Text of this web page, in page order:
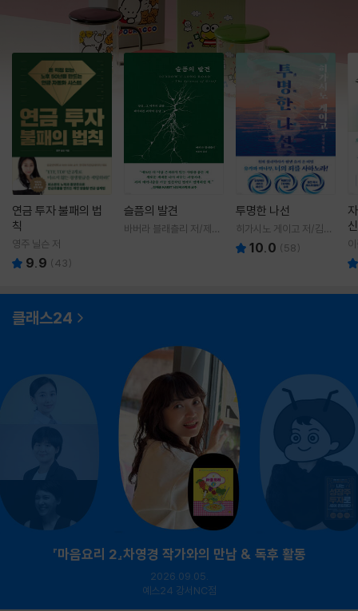
연금 투자 불패의 법
칙
영주 닐슨 저
9.9 (43)
슬픔의 발견
바버라 블래츨리 저/제효
투명한 나선
히가시노 게이고 저/김선
영 역10.0 (58)
클래스24
『마음요리 2』차영경 작가와의 만남 & 독후 활동
2026.09.05.
예스24 강서NC점